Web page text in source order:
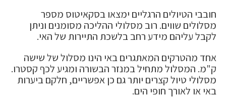
חובבי הטיולים הרגליים ימצאו בסקאיטוס מספר
מסלולים שווים. רוב מסלולי ההליכה מסומנים וניתן
לקבל עליהם מידע רחב בלשכת התיירות של האי.
אחד מהטרקים המאתגרים באי הינו מסלול של שישה
ק"מ. המסלול מתחיל במנזר הבשורה ומגיע לכף קסטרו.
מסלולי טיול קצרים יותר גם כן אפשריים, חלקם ביערות
באי או לאורך חופי הים.